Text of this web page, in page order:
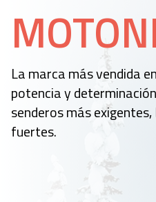
La marca más vendida
potencia y
senderos más
fuertes.